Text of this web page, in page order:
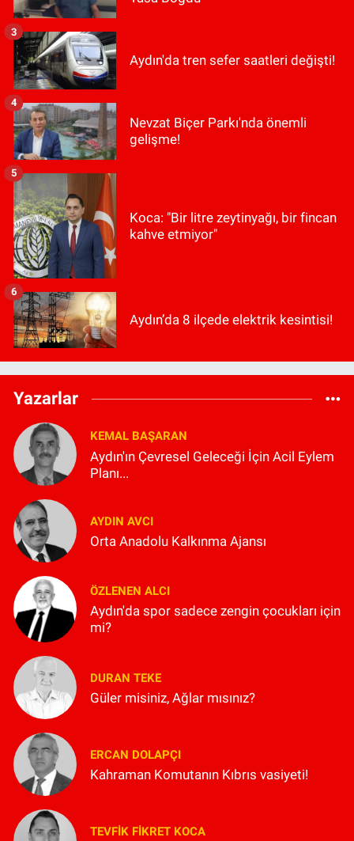
Aydın'da tren sefer saatleri değişti!
3
Nevzat Biçer Parkı'nda önemli
gelişme!
4
Koca: "Bir litre zeytinyağı, bir fincan
kahve etmiyor"
5
Aydın’da 8 ilçede elektrik kesintisi!
6
Yazarlar
KEMAL BAŞARAN
Aydın'ın Çevresel Geleceği İçin Acil Eylem
Planı...
AYDIN AVCI
Orta Anadolu Kalkınma Ajansı
ÖZLENEN ALCI
Aydın'da spor sadece zengin çocukları için
mi?
DURAN TEKE
Güler misiniz, Ağlar mısınız?
ERCAN DOLAPÇI
Kahraman Komutanın Kıbrıs vasiyeti!
TEVFIK FIKRET KOCA